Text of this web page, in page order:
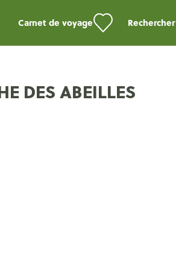
Carnet de voyage Rechercher
DES ABEILLES